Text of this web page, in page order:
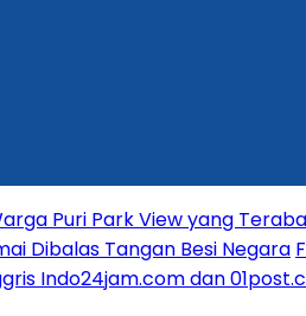
Puri Park View yang
Dibalas Tangan Besi Negara
Indo24jam.com dan